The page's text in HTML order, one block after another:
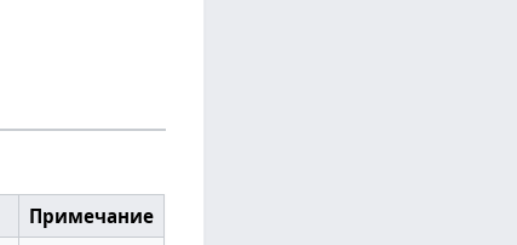
Примечание